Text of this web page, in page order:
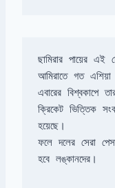
ছামিরার পায়ের
ক্রিকেট ভিত্তিক
ফলে দলের সেরা
হবে লঙ্কানদের।